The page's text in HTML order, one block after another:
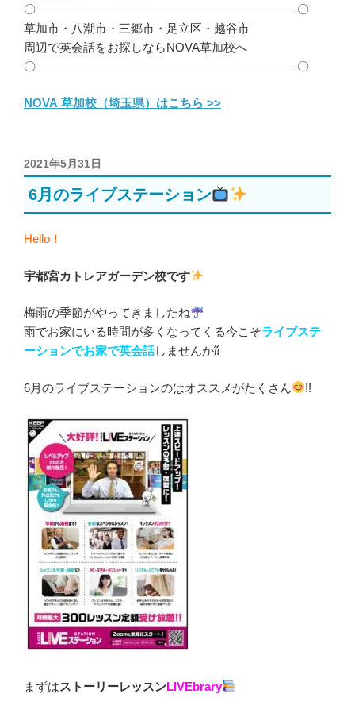
〇――――――――――――――――――――――〇
草加市・八潮市・三郷市・足立区・越谷市
周辺で英会話をお探しならNOVA草加校へ
〇――――――――――――――――――――――〇
NOVA 草加校（埼玉県）はこちら >>
投
稿
日:
2021年5月31日
6月のライブステーション
Hello！
宇都宮カトレアガーデン校です
梅雨の季節がやってきましたね
雨でお家にいる時間が多くなってくる今こそライブステ
ーションでお家で英会話しませんか⁇
6月のライブステーションのはオススメがたくさん !!
まずはストーリーレッスンLIVEbrary